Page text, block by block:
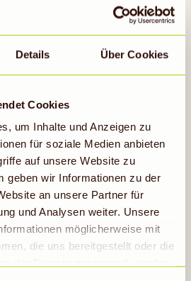
Details Über Cookies
Cookies
um Inhalte und Anzeigen zu
für soziale Medien anbieten
auf unsere Website zu
geben wir Informationen zu der
an unsere Partner für
und Analysen weiter. Unsere
möglicherweise mit
die uns bereitgestellt oder die
mitmachen
& REBOWL